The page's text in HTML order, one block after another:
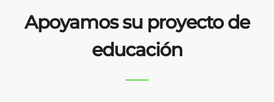
Apoyamos su proyecto de
educación